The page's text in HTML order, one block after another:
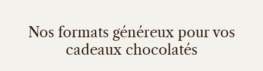
Nos formats généreux pour vos
cadeaux chocolatés